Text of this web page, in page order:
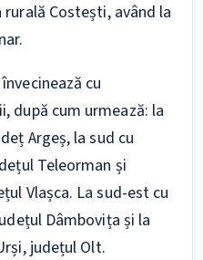
Costești, având la
cu
după cum urmează: la
Argeș, la sud cu
Teleorman și
Vlașca. La sud-est cu
Dâmbovița și la
județul Olt.